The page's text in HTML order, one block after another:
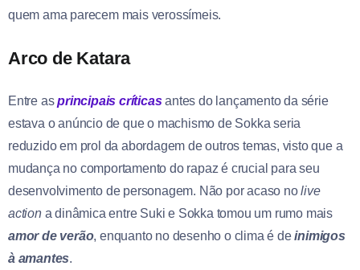
quem ama parecem mais verossímeis.
Arco de Katara
Entre asprincipais críticasantes do lançamento da série
estava o anúncio de que o machismo de Sokka seria
reduzido em prol da abordagem de outros temas, visto que a
mudança no comportamento do rapaz é crucial para seu
desenvolvimento de personagem. Não por acaso nolive
actiona dinâmica entre Suki e Sokka tomou um rumo mais
amor de verão, enquanto no desenho o clima é deinimigos
à amantes.